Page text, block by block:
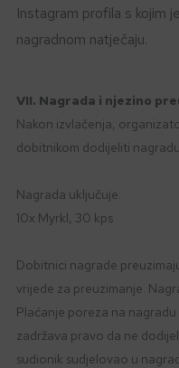
Instagram profila s kojim
nagradnom natječaju.
VII. Nagrada i njezino
Nakon izvlačenja,
dobitnikom dodijeliti
Nagrada uključuje:
10x Myrkl, 30 kps
Dobitnici nagrade
vrijede za preuzimanje.
Plaćanje poreza na
zadržava pravo da ne
sudionik sudjelovao u